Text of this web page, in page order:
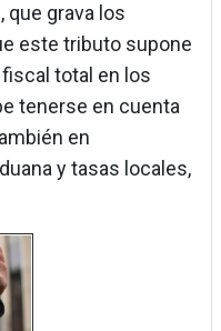
que grava los
este tributo supone
total en los
tenerse en cuenta
en
y tasas locales,